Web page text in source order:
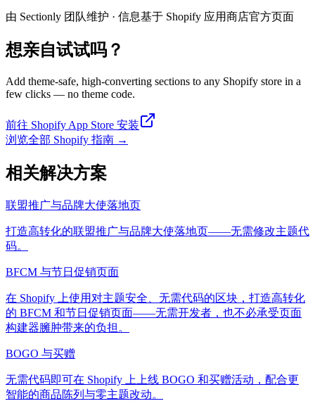
由 Sectionly 团队维护 · 信息基于 Shopify 应用商店官方页面
想亲自试试吗？
Add theme-safe, high-converting sections to any Shopify store in a
few clicks — no theme code.
前往 Shopify App Store 安装
浏览全部 Shopify 指南 →
相关解决方案
联盟推广与品牌大使落地页
打造高转化的联盟推广与品牌大使落地页——无需修改主题代
码。
BFCM 与节日促销页面
在 Shopify 上使用对主题安全、无需代码的区块，打造高转化
的 BFCM 和节日促销页面——无需开发者，也不必承受页面
构建器臃肿带来的负担。
BOGO 与买赠
无需代码即可在 Shopify 上上线 BOGO 和买赠活动，配合更
智能的商品陈列与零主题改动。